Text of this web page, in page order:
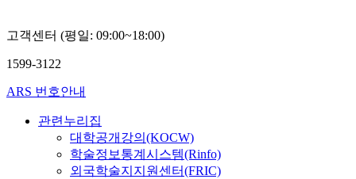
고객센터 (평일: 09:00~18:00)
1599-3122
ARS 번호안내
관련누리집
대학공개강의(KOCW)
학술정보통계시스템(Rinfo)
외국학술지지원센터(FRIC)